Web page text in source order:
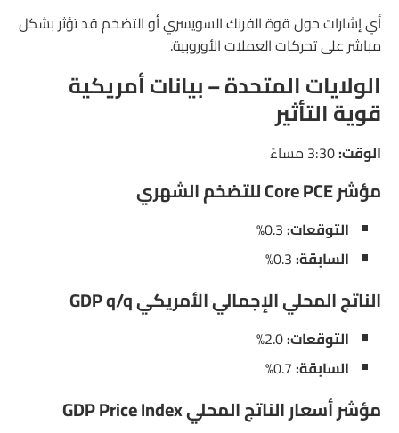
أي إشارات حول قوة الفرنك السويسري أو التضخم قد تؤثر بشكل
مباشر على تحركات العملات الأوروبية.
الولايات المتحدة – بيانات أمريكية
قوية التأثير
الوقت:
مؤشر Core PCE للتضخم الشهري
التوقعات:
السابقة:
الناتج المحلي الإجمالي الأمريكي GDP q/q
التوقعات:
السابقة:
مؤشر أسعار الناتج المحلي GDP Price Index